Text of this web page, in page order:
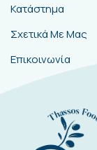
Κατάστημα
Σχετικά Με Μας
Επικοινωνία